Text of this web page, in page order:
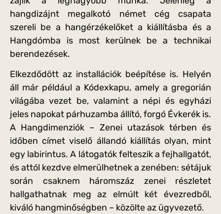
hangdizájnt megalkotó német cég csapata
szereli be a hangérzékelőket a kiállításba és a
Hangdómba is most kerülnek be a technikai
berendezések.
Elkezdődött az installációk beépítése is. Helyén
áll már például a Kódexkapu, amely a gregorián
világába vezet be, valamint a népi és egyházi
jeles napokat párhuzamba állító, forgó Évkerék is.
A Hangdimenziók – Zenei utazások térben és
időben címet viselő állandó kiállítás olyan, mint
egy labirintus. A látogatók felteszik a fejhallgatót,
és attól kezdve elmerülhetnek a zenében: sétájuk
során csaknem háromszáz zenei részletet
hallgathatnak meg az elmúlt két évezredből,
kiváló hangminőségben – közölte az ügyvezető.